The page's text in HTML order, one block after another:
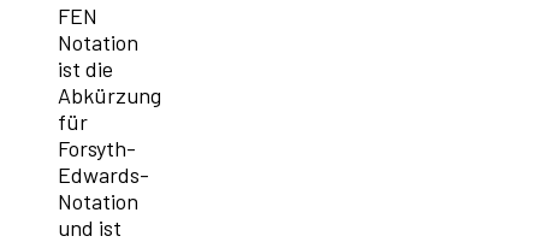
FEN
Notation
ist die
Abkürzung
für
Forsyth-
Edwards-
Notation
und ist